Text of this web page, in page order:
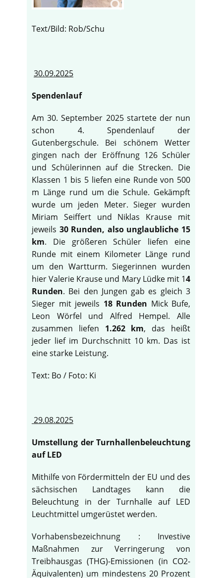
Text/Bild: Rob/Schu
30.09.2025
Spendenlauf
Am 30. September 2025 startete der nun
schon 4. Spendenlauf der
Gutenbergschule. Bei schönem Wetter
gingen nach der Eröffnung 126 Schüler
und Schülerinnen auf die Strecken. Die
Klassen 1 bis 5 liefen eine Runde von 500
m Länge rund um die Schule. Gekämpft
wurde um jeden Meter. Sieger wurden
Miriam Seiffert und Niklas Krause mit
jeweils 30 Runden, also unglaubliche 15
km. Die größeren Schüler liefen eine
Runde mit einem Kilometer Länge rund
um den Wartturm. Siegerinnen wurden
hier Valerie Krause und Mary Lüdke mit 14
Runden. Bei den Jungen gab es gleich 3
Sieger mit jeweils 18 Runden Mick Bufe,
Leon Wörfel und Alfred Hempel. Alle
zusammen liefen 1.262 km, das heißt
jeder lief im Durchschnitt 10 km. Das ist
eine starke Leistung.
Text: Bo / Foto: Ki
29.08.2025
Umstellung der Turnhallenbeleuchtung
auf LED
Mithilfe von Fördermitteln der EU und des
sächsischen Landtages kann die
Beleuchtung in der Turnhalle auf LED
Leuchtmittel umgerüstet werden.
Vorhabensbezeichnung : Investive
Maßnahmen zur Verringerung von
Treibhausgas (THG)-Emissionen (in CO2-
Äquivalenten) um mindestens 20 Prozent